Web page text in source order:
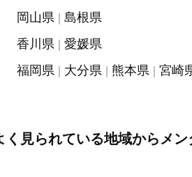
岡山県
島根県
香川県
愛媛県
福岡県 大分県 熊本県 宮崎
く見られている地域からメ